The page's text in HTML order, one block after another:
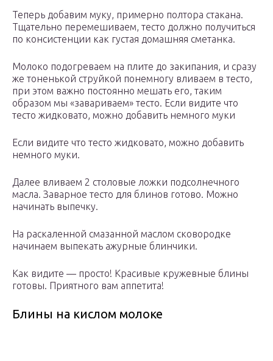
Теперь добавим муку, примерно полтора стакана.
Тщательно перемешиваем, тесто должно получиться
по консистенции как густая домашняя сметанка.
Молоко подогреваем на плите до закипания, и сразу
же тоненькой струйкой понемногу вливаем в тесто,
при этом важно постоянно мешать его, таким
образом мы «завариваем» тесто. Если видите что
тесто жидковато, можно добавить немного муки
Если видите что тесто жидковато, можно добавить
немного муки.
Далее вливаем 2 столовые ложки подсолнечного
масла. Заварное тесто для блинов готово. Можно
начинать выпечку.
На раскаленной смазанной маслом сковородке
начинаем выпекать ажурные блинчики.
Как видите — просто! Красивые кружевные блины
готовы. Приятного вам аппетита!
Блины на кислом молоке